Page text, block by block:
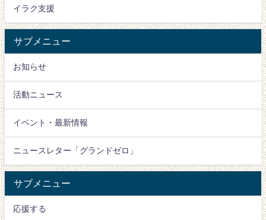
イラク支援
サブメニュー
お知らせ
活動ニュース
イベント・最新情報
ニュースレター「グランドゼロ」
サブメニュー
応援する